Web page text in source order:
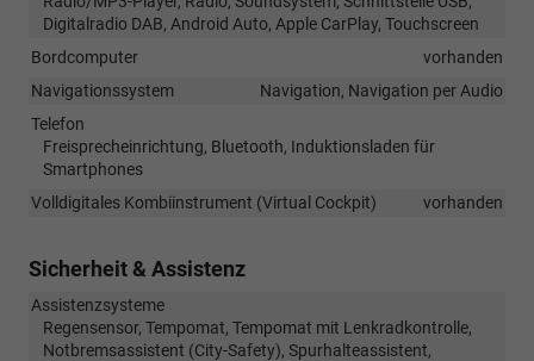
Digitalradio DAB, Android Auto, Apple CarPlay, Touchscreen
Bordcomputer
vorhanden
Navigationssystem
Navigation, Navigation per Audio
Telefon
Freisprecheinrichtung, Bluetooth, Induktionsladen für
Smartphones
Volldigitales Kombiinstrument (Virtual Cockpit)
vorhanden
Sicherheit & Assistenz
Assistenzsysteme
Regensensor, Tempomat, Tempomat mit Lenkradkontrolle,
Notbremsassistent (City-Safety), Spurhalteassistent,